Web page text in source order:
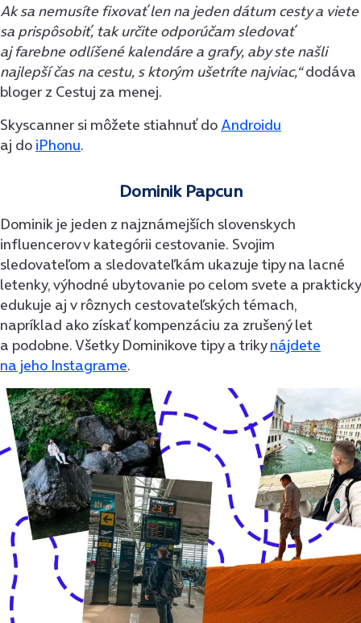
Ak sa nemusíte fixovať len na jeden dátum cesty a viete
sa prispôsobiť, tak určite odporúčam sledovať
aj farebne odlíšené kalendáre a grafy, aby ste našli
najlepší čas na cestu, s ktorým ušetríte najviac,“dodáva
bloger z Cestuj za menej.
Skyscanner si môžete stiahnuť do Androidu
aj do iPhonu.
Dominik Papcun
Dominik je jeden z najznámejších slovenskych
influencerov v kategórii cestovanie. Svojim
sledovateľom a sledovateľkám ukazuje tipy na lacné
letenky, výhodné ubytovanie po celom svete a prakticky
edukuje aj v rôznych cestovateľských témach,
napríklad ako získať kompenzáciu za zrušený let
a podobne. Všetky Dominikove tipy a trikynájdete
na jeho Instagrame.